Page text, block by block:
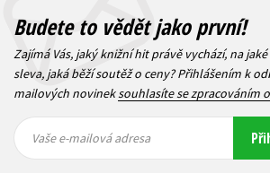
Budete to vědět jako první!
Zajímá Vás, jaký knižní hit právě vychází, na
sleva, jaká běží soutěž o ceny? Přihlášením k
mailových novineksouhlasíte se zpracováním
mailová
mailová
Vaše e-mailová adresa